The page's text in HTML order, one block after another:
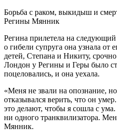
Борьба с раком, выкидыш и
Регины Мянник
Регина прилетела на
о гибели супруга она узнала от
детей, Степана и Никиту,
Лондон у Регины и Геры было
поцеловались, и она уехала.
«Меня не звали на опознание, но
отказывался верить, что он
это делают, чтобы я сошла с
ни одного транквилизатора.
Мянник.